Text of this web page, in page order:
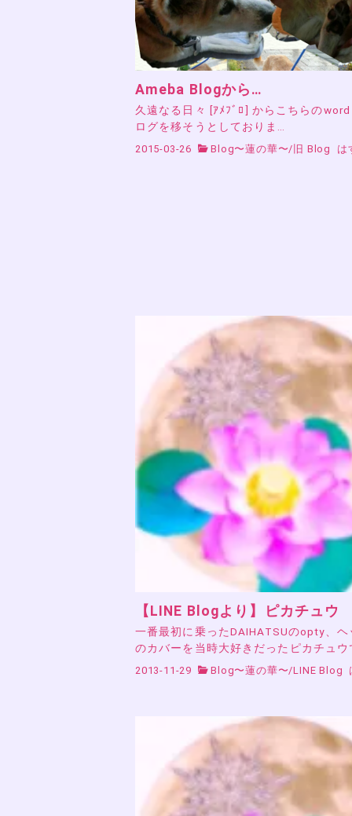
Ameba Blogから…
久遠なる日々 [ｱﾒﾌﾞﾛ] からこちらの
ログを移そうとしておりま…
2015-03-26 Blog〜蓮の華〜/ 旧 Blog は
【LINE Blogより】ピカチュウ
一番最初に乗ったDAIHATSUのopty、ヘ
のカバーを当時大好きだったピカチュ
2013-11-29 Blog〜蓮の華〜/LINE Blog